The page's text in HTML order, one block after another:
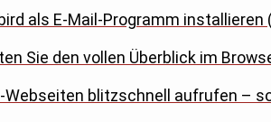
als E-Mail-Programm installieren
Sie den vollen Überblick im
Webseiten blitzschnell aufrufen –